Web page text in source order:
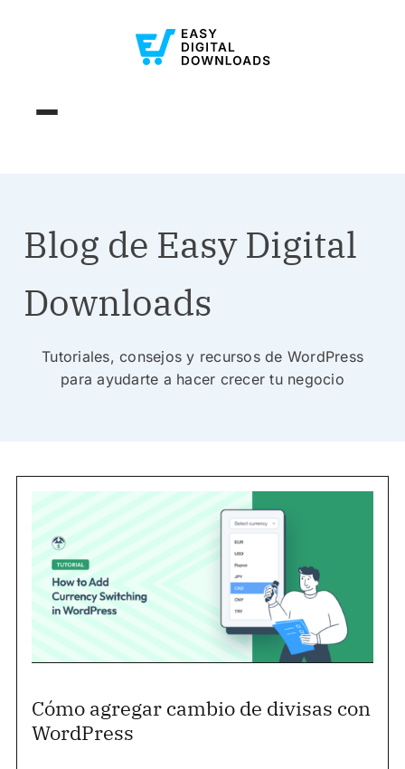
Blog de Easy Digital
Downloads
Tutoriales, consejos y recursos de WordPress
para ayudarte a hacer crecer tu negocio
Cómo agregar cambio de divisas con
WordPress